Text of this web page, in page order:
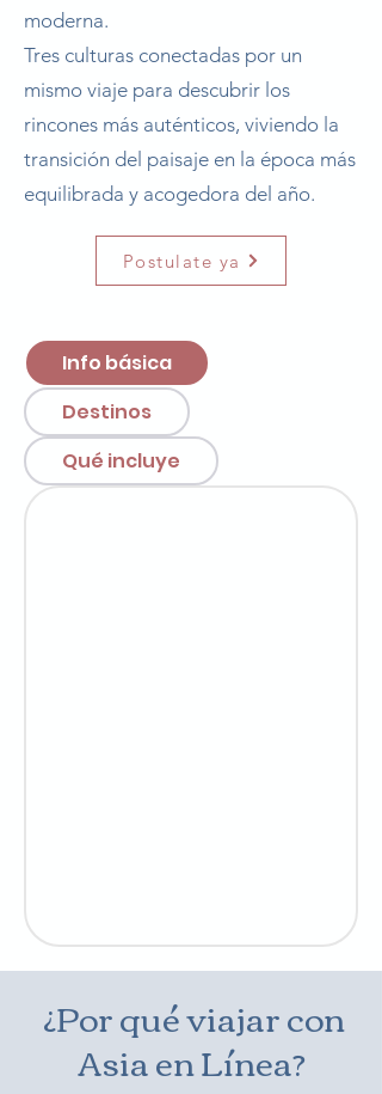
moderna.
Tres culturas conectadas por un
mismo viaje para descubrir los
rincones más auténticos, viviendo la
transición del paisaje en la época más
equilibrada y acogedora del año.
Postulate ya
Info básica
Destinos
Qué incluye
¿Por qué viajar con
Asia en Línea?